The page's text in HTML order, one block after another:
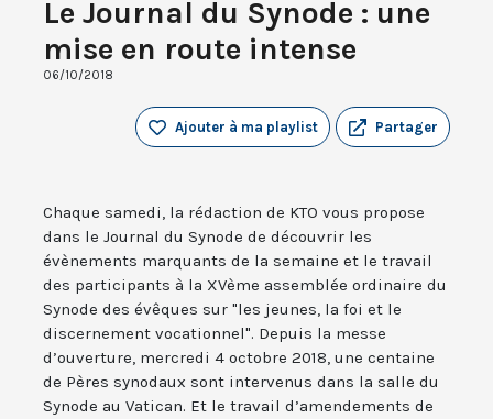
Le Journal du Synode : une
mise en route intense
06/10/2018
Partager
Ajouter à ma playlist
Chaque samedi, la rédaction de KTO vous propose
dans le Journal du Synode de découvrir les
évènements marquants de la semaine et le travail
des participants à la XVème assemblée ordinaire du
Synode des évêques sur "les jeunes, la foi et le
discernement vocationnel". Depuis la messe
d’ouverture, mercredi 4 octobre 2018, une centaine
de Pères synodaux sont intervenus dans la salle du
Synode au Vatican. Et le travail d’amendements de